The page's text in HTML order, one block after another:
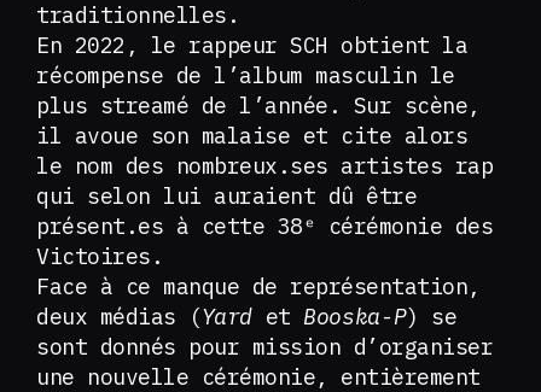
traditionnelles.
En 2022, le rappeur SCH obtient la
récompense de l’album masculin le
plus streamé de l’année. Sur scène,
il avoue son malaise et cite alors
le nom des nombreux.ses artistes rap
qui selon lui auraient dû être
présent.es à cette 38ᵉ cérémonie des
Victoires.
Face à ce manque de représentation,
deux médias (Yard et Booska-P) se
sont donnés pour mission d’organiser
une nouvelle cérémonie, entièrement